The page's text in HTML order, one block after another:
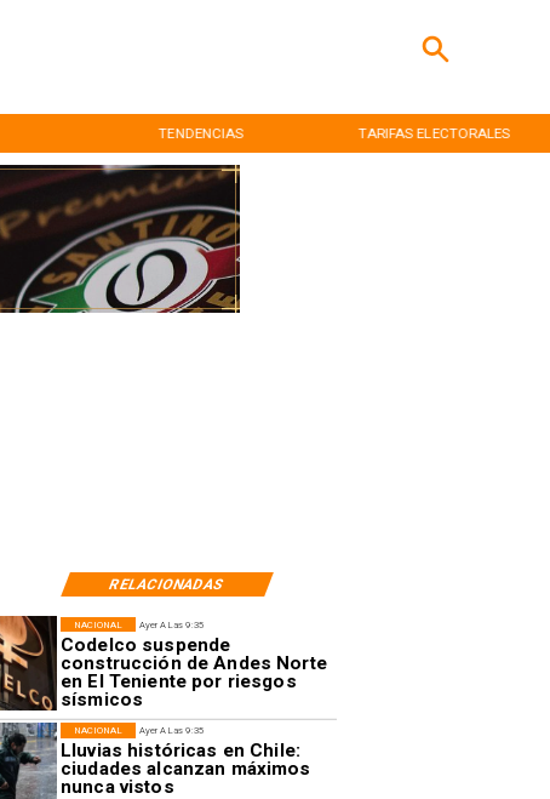
TENDENCIAS TARIFAS ELECTORALES
RELACIONADAS
Ayer A Las 9:35
Codelco suspende
construcción de Andes Norte
en El Teniente por riesgos
sísmicos
NACIONAL
Ayer A Las 9:35
Lluvias históricas en Chile:
ciudades alcanzan máximos
nunca vistos
NACIONAL